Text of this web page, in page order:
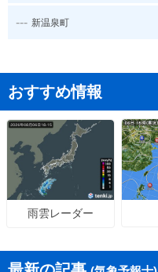
--- 新温泉町
おすすめ情報
雨雲レーダー